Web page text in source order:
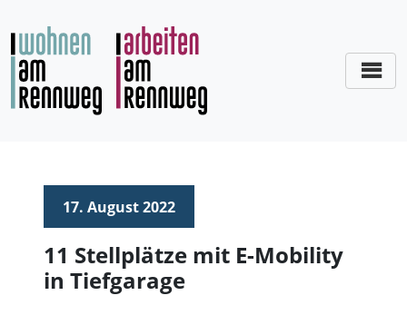
Inhalt
springen
17. August 2022
11 Stellplätze mit E-Mobility
in Tiefgarage